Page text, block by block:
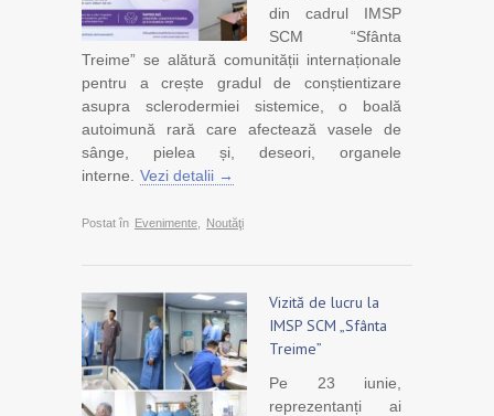
din cadrul IMSP
SCM “Sfânta
Treime” se alătură comunității internaționale
pentru a crește gradul de conștientizare
asupra sclerodermiei sistemice, o boală
autoimună rară care afectează vasele de
sânge, pielea și, deseori, organele
interne.
Vezi detalii →
Postat în Evenimente Noutăţi
Vizită de lucru la
IMSP SCM „Sfânta
Treime”
Pe 23 iunie,
reprezentanți ai